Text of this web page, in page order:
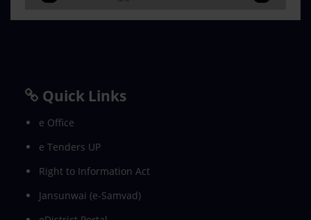
Quick Links
e Office
e Tenders UP
Right to Information Act
Jansunwai (e-Samvad)